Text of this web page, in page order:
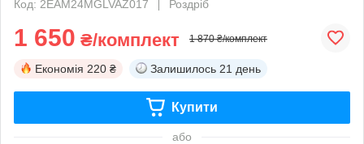
Код: 2EAM24MGLVAZ017
Роздріб
1 650 ₴/комплект 1 870 ₴/комплект
Економія 220 ₴ Залишилось 21 день
Купити
або